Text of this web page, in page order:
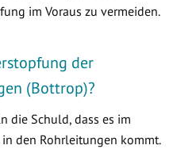
im Voraus zu vermeiden.
der
(Bottrop)?
die Schuld, dass es im
den Rohrleitungen kommt.